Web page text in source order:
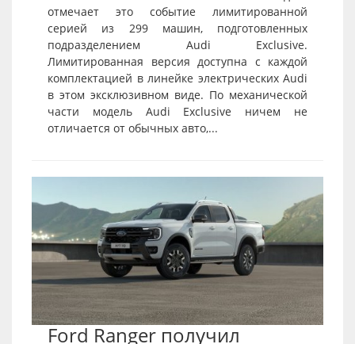
отмечает это событие лимитированной
серией из 299 машин, подготовленных
подразделением Audi Exclusive.
Лимитированная версия доступна с каждой
комплектацией в линейке электрических Audi
в этом эксклюзивном виде. По механической
части модель Audi Exclusive ничем не
отличается от обычных авто,...
Ford Ranger получил